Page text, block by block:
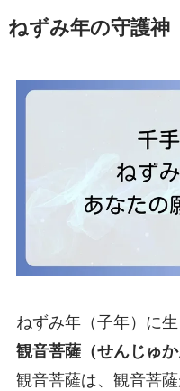
ねずみ年の守護神
ねずみ年（子年）に
観音菩薩（せんじゅか
観音菩薩は、観音菩